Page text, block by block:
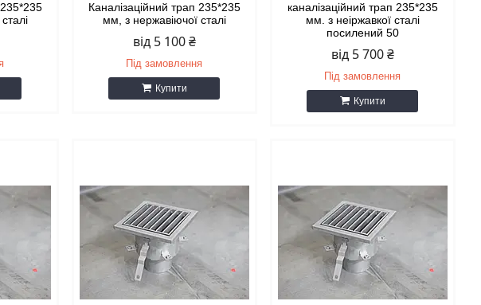
Каналізаційний трап 235*235
мм, з нержавіючої сталі
від 5 100 ₴
Під замовлення
Купити
каналізаційний трап 235*235
мм. з неіржавкої сталі
посилений 50
від 5 700 ₴
Під замовлення
Купити